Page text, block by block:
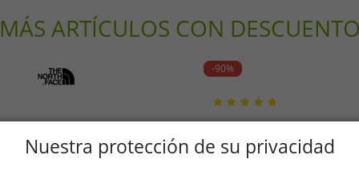
Werner-Otto-Straße 1-7
22179 Hamburg
customer-
MÁS ARTÍCULOS CON DESCUENTO
-90%
Nuestra protección de su privacidad